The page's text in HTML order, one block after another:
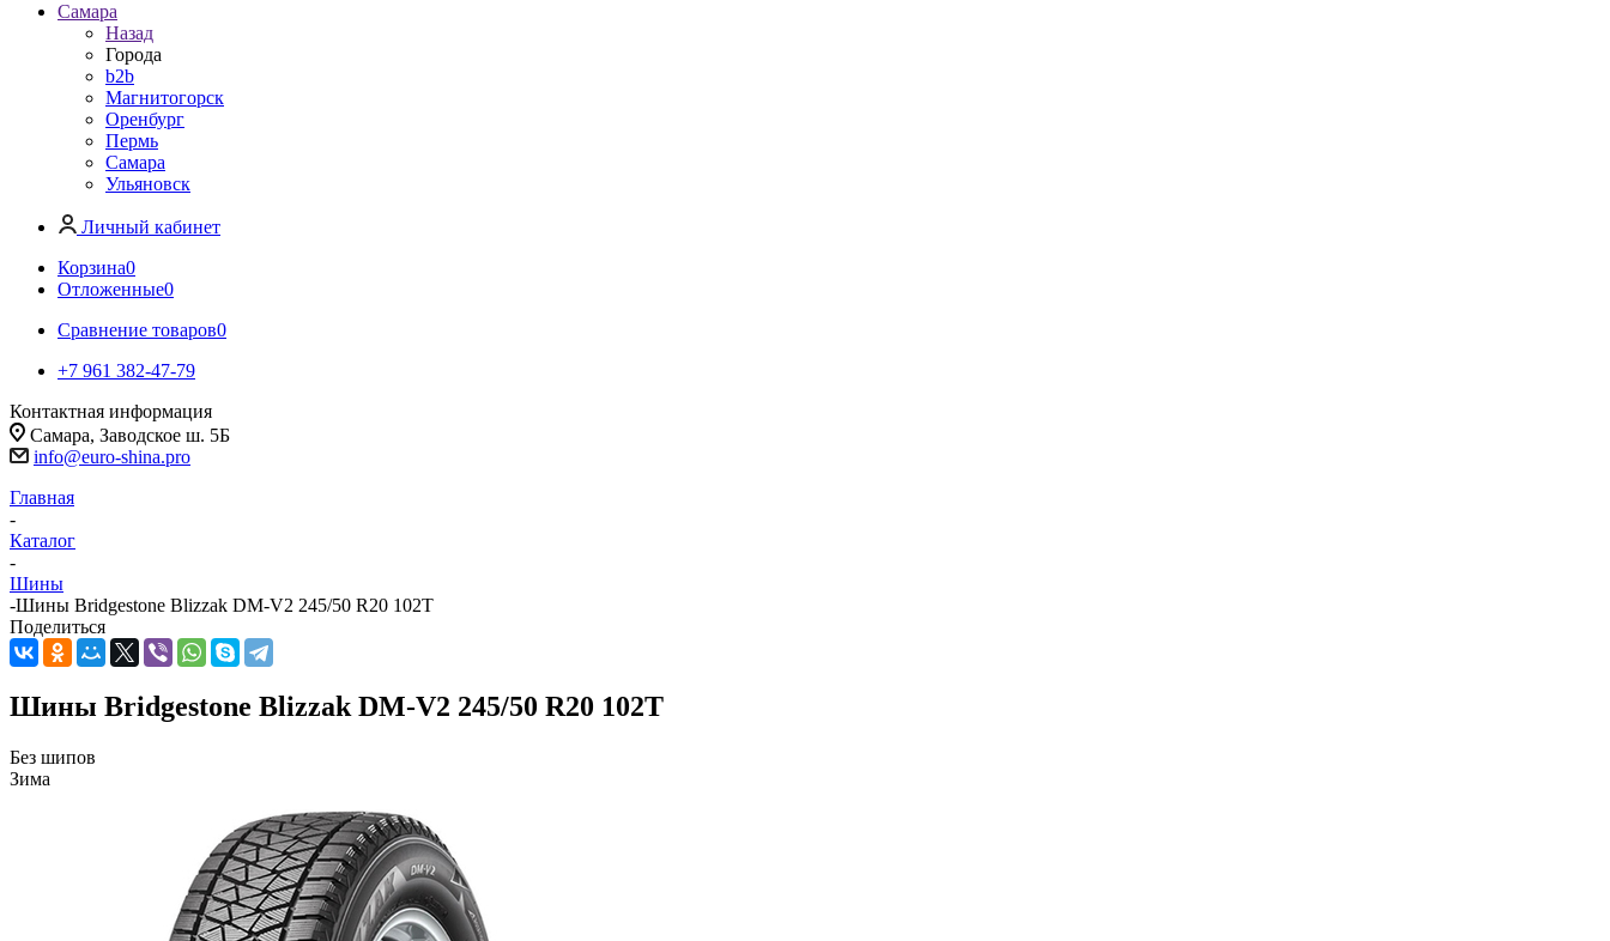
Самара
Назад
Города
b2b
Магнитогорск
Оренбург
Пермь
Самара
Ульяновск
Личный кабинет
Корзина0
Отложенные0
Сравнение товаров0
+7 961 382-47-79
Контактная информация
Самара, Заводское ш. 5Б
info@euro-shina.pro
Главная
-
Каталог
-
Шины
-Шины Bridgestone Blizzak DM-V2 245/50 R20 102T
Поделиться
Шины Bridgestone Blizzak DM-V2 245/50 R20 102T
Без шипов
Зима